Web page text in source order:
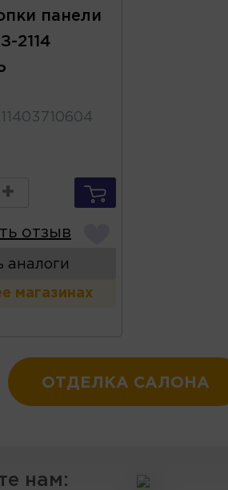
панели
2114
+
отзыв
аналоги
магазинах
ОТДЕЛКА САЛОНА
нам: